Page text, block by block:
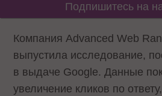
Подпишитесь на
Компания Advanced Web
выпустила исследование,
в выдаче Google. Данные
увеличение кликов по ответу,